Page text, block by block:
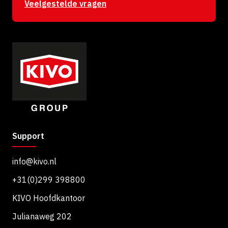
:Veelgestelde vragen
Support
info@kivo.nl
+31(0)299 398800
KIVO Hoofdkantoor
Julianaweg 202